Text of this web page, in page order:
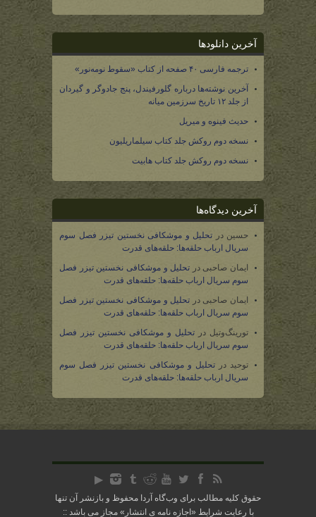
آخرین دانلودها
ترجمه فارسی ۴۰ صفحه از کتاب «سقوط نومه‌نور»
آخرین نوشته‌ها درباره گلورفیندل، پنج جادوگر و گیردان
از جلد ۱۲ تاریخ سرزمین میانه
حدیث فینوه و میریل
نسخه دوم روکش جلد کتاب سیلماریلیون
نسخه دوم روکش جلد کتاب هابیت
آخرین دیدگاه‌ها
حسین در تحلیل و موشکافی نخستین تیزر فصل سوم
سریال ارباب حلقه‌ها: حلقه‌های قدرت
ایمان صاحبیدر تحلیل و موشکافی نخستین تیزر فصل
سوم سریال ارباب حلقه‌ها: حلقه‌های قدرت
ایمان صاحبی در تحلیل و موشکافی نخستین تیزر فصل
سوم سریال ارباب حلقه‌ها: حلقه‌های قدرت
تورینگ‌وتیل در تحلیل و موشکافی نخستین تیزر فصل
سوم سریال ارباب حلقه‌ها: حلقه‌های قدرت
توحید درتحلیل و موشکافی نخستین تیزر فصل سوم
سریال ارباب حلقه‌ها: حلقه‌های قدرت
حقوق کلیه مطالب برای وب‌گاه آردا محفوظ و بازنشر آن تنها
با رعایت شرایط « اجازه نامه ی انتشار » مجاز می باشد ::